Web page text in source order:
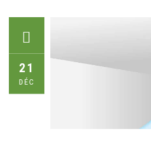
21
DÉC